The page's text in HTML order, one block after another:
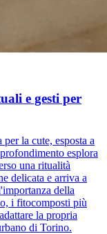
e gesti per
la cute, esposta a
esplora
una ritualità
delicata e arriva a
della
i fitocomposti più
la propria
di Torino.